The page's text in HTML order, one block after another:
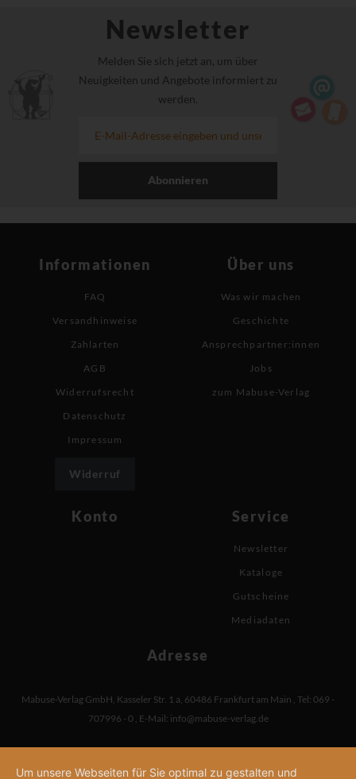
Newsletter
Melden Sie sich jetzt an, um über
Neuigkeiten und Angebote informiert zu
werden.
Abonnieren
Informationen
FAQ
Versandhinweise
Zahlarten
AGB
Widerrufsrecht
Datenschutz
Impressum
Widerruf
Über uns
Was wir machen
Geschichte
Ansprechpartner:innen
Jobs
zum Mabuse-Verlag
Konto Service
Newsletter
Kataloge
Gutscheine
Mediadaten
Adresse
Mabuse-Verlag GmbH, Kasseler Str. 1 a, 60486 Frankfurt am Main , Tel: 069 -
707996 - 0 , E-Mail: info@mabuse-verlag.de
Um unsere Webseiten für Sie optimal zu gestalten und